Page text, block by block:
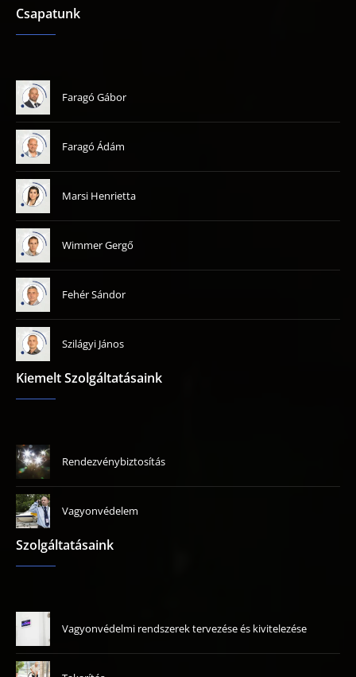
Csapatunk
Faragó Gábor
Faragó Ádám
Marsi Henrietta
Wimmer Gergő
Fehér Sándor
Szilágyi János
Kiemelt Szolgáltatásaink
Rendezvénybiztosítás
Vagyonvédelem
Szolgáltatásaink
Vagyonvédelmi rendszerek tervezése és kivitelezése